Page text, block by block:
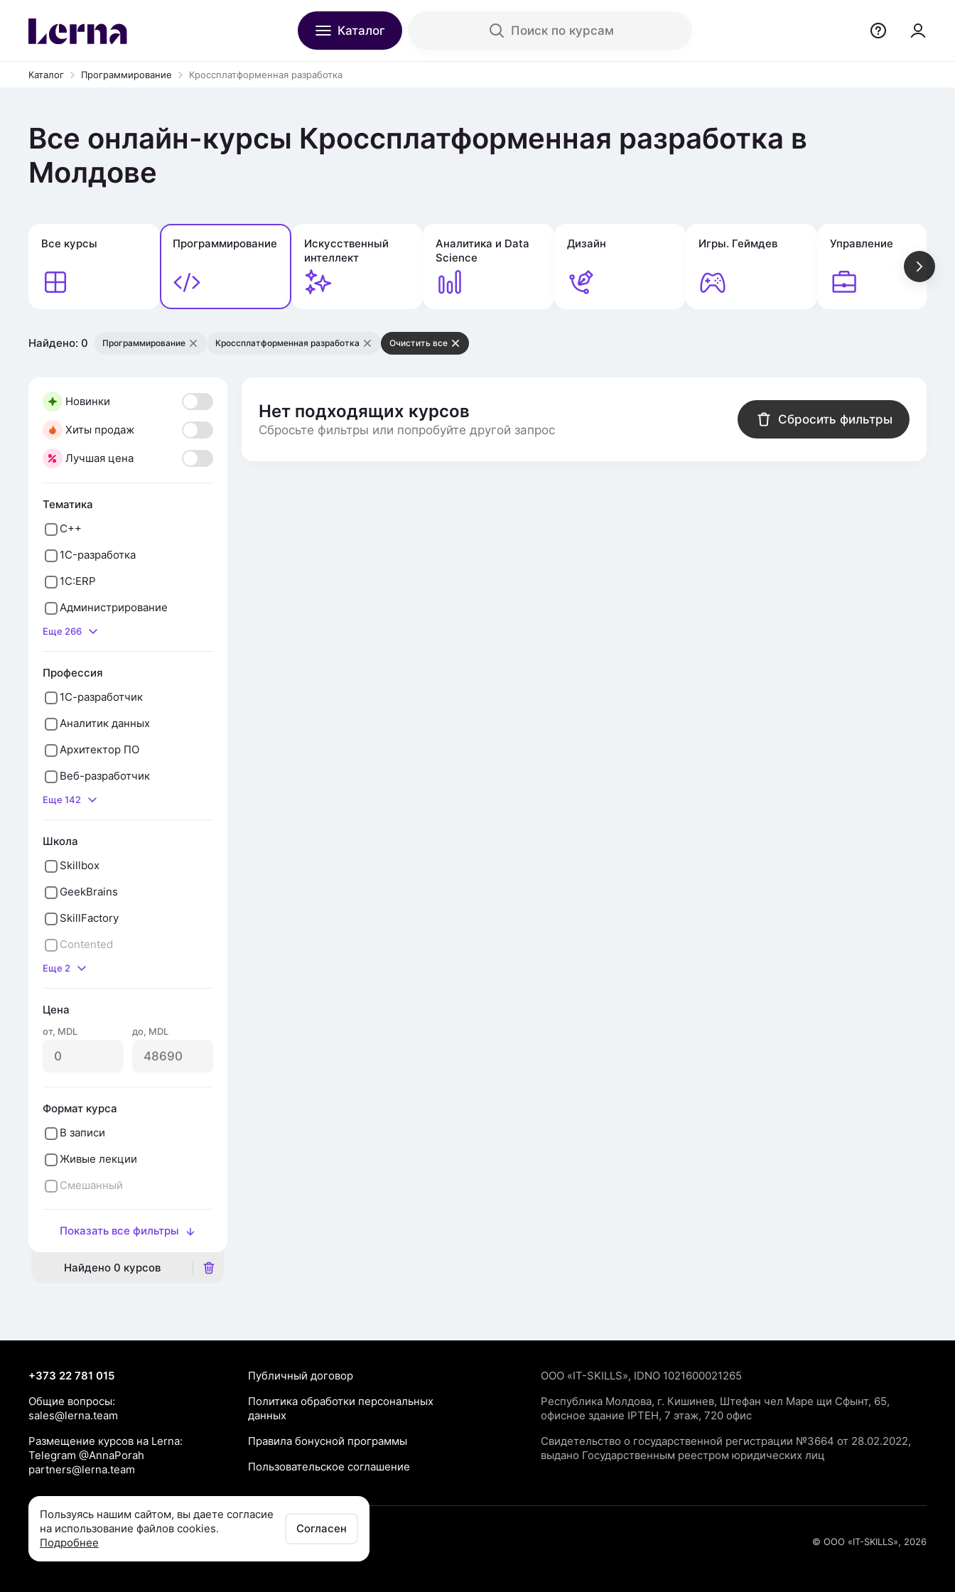
Каталог Поиск по курсам
Каталог Программирование Кроссплатформенная разработка
Все онлайн-курсы Кроссплатформенная разработка в
Молдове
Все курсы Программирование
Искусственный
интеллект
Аналитика и Data
Science
Дизайн Игры. Геймдев Управление
Найдено: 0 Программирование Кроссплатформенная разработка Очистить все
Новинки
Хиты продаж
Лучшая цена
Тематика
С++
1C-разработка
1C:ERP
Администрирование
Еще 266
Профессия
1С-разработчик
Аналитик данных
Архитектор ПО
Веб-разработчик
Еще 142
Школа
Skillbox
GeekBrains
SkillFactory
Contented
Еще 2
Цена
от, MDL до, MDL
Формат курса
В записи
Живые лекции
Смешанный
Показать все фильтры
Найдено 0 курсов
Нет подходящих курсов
Сбросьте фильтры или попробуйте другой запрос
Сбросить фильтры
+373 22 781 015
Общие вопросы:
sales@lerna.team
Размещение курсов на Lerna:
Telegram @AnnaPorah
partners@lerna.team
Публичный договор
Политика обработки персональных
данных
Правила бонусной программы
Пользовательское соглашение
ООО «IT-SKILLS», IDNO 1021600021265
Республика Молдова, г. Кишинев, Штефан чел Маре щи Сфынт, 65,
офисное здание IPTEH, 7 этаж, 720 офис
Свидетельство о государственной регистрации №3664 от 28.02.2022,
выдано Государственным реестром юридических лиц
© ООО «IT-SKILLS», 2026
Пользуясь нашим сайтом, вы даете согласие
на использование файлов cookies.
Подробнее
Согласен